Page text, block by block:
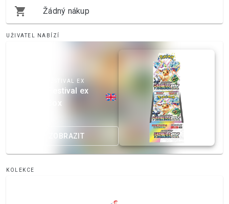
shopping_cart Žádný nákup
UŽIVATEL NABÍZÍ
TERASTAL FESTIVAL EX
Terastal Festival ex
Booster Box
ZOBRAZIT
KOLEKCE